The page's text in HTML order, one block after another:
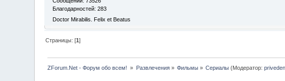
Благодарностей: 283
Doctor Mirabilis. Felix et Beatus
Страницы: [1]
ZForum.Net - Форум обо всем! » Развлечения» Фильмы » Сериалы (Модератор: